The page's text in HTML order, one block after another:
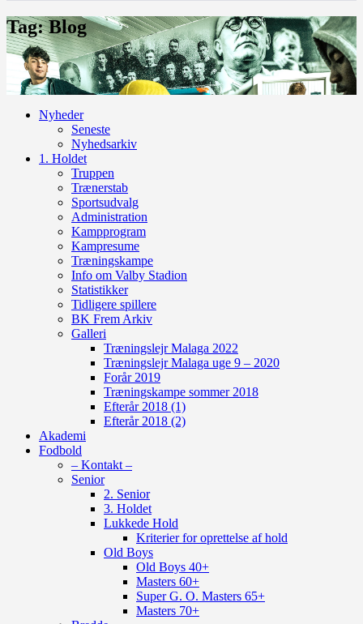
Tag: Blog
Nyheder
Seneste
Nyhedsarkiv
1. Holdet
Truppen
Trænerstab
Sportsudvalg
Administration
Kampprogram
Kampresume
Træningskampe
Info om Valby Stadion
Statistikker
Tidligere spillere
BK Frem Arkiv
Galleri
Træningslejr Malaga 2022
Træningslejr Malaga uge 9 – 2020
Forår 2019
Træningskampe sommer 2018
Efterår 2018 (1)
Efterår 2018 (2)
Akademi
Fodbold
– Kontakt –
Senior
2. Senior
3. Holdet
Lukkede Hold
Kriterier for oprettelse af hold
Old Boys
Old Boys 40+
Masters 60+
Super G. O. Masters 65+
Masters 70+